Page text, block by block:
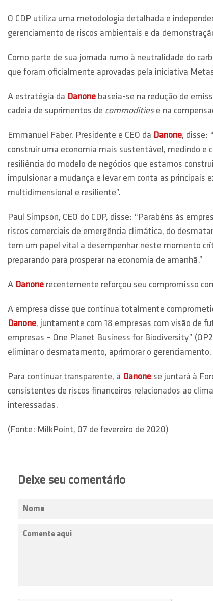
O CDP utiliza uma metodologia detalhada e
gerenciamento de riscos ambientais e da
Como parte de sua jornada rumo à neutralidade do
que foram oficialmente aprovadas pela iniciativa
A estratégia da Danone baseia-se na redução de
cadeia de suprimentos de commodities e na
Emmanuel Faber, Presidente e CEO da Danone, disse:
construir uma economia mais sustentável, medindo e
resiliência do modelo de negócios que estamos
impulsionar a mudança e levar em conta as principais
multidimensional e resiliente”.
Paul Simpson, CEO do CDP, disse: “Parabéns às
riscos comerciais de emergência climática, do
tem um papel vital a desempenhar neste momento
preparando para prosperar na economia de amanhã.”
A Danone recentemente reforçou seu compromisso
A empresa disse que continua totalmente
Danone, juntamente com 18 empresas com visão de
empresas – One Planet Business for Biodiversity”
eliminar o desmatamento, aprimorar o
Para continuar transparente, a Danone se juntará à
consistentes de riscos financeiros relacionados ao
interessadas.
(Fonte: MilkPoint, 07 de fevereiro de 2020)
Deixe seu comentário